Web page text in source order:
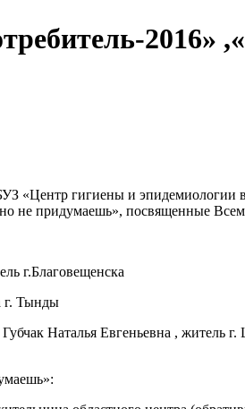
«Центр гигиены и эпидемиологии
не придумаешь», посвященные
г.Благовещенска
г. Тынды
Наталья Евгеньевна ,